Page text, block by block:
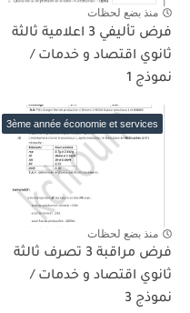
منذ بضع لحظات
فرض تأليفي 3 اعلامية ثالثة
ثانوي اقتصاد و خدمات /
نموذج 1
3ème année économie et services
منذ بضع لحظات
فرض مراقبة 3 تصرف ثالثة
ثانوي اقتصاد و خدمات /
نموذج 3